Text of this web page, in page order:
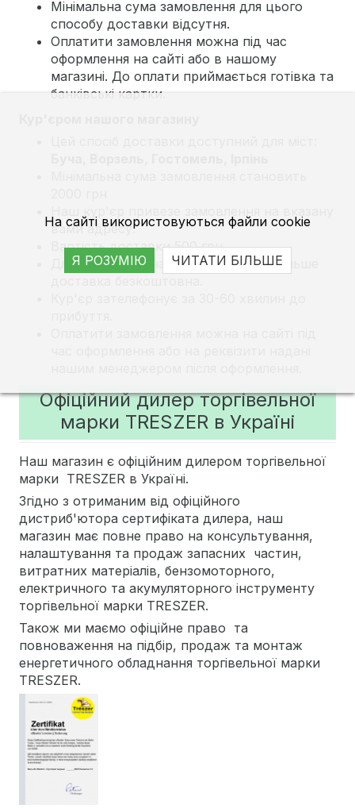
Мінімальна сума замовлення для цього
способу доставки відсутня.
Оплатити замовлення можна під час
оформлення на сайті або в нашому
магазині. До оплати приймається готівка та
банківські картки.
вами адресу.
Вартість доставки 500 грн
Для замовлень на суму 12000 грн і більше
Офіційний дилер торгівельної
марки TRESZER в Україні
Наш магазин є офіційним дилером торгівельної
марки TRESZER в Україні.
Згідно з отриманим від офіційного
дистриб'ютора сертифіката дилера, наш
магазин має повне право на консультування,
налаштування та продаж запасних частин,
витратних матеріалів, бензомоторного,
електричного та акумуляторного інструменту
торгівельної марки TRESZER.
Також ми маємо офіційне право та
повноваження на підбір, продаж та монтаж
енергетичного обладнання торгівельної марки
TRESZER.
На сайті використовуються файли cookie
Я РОЗУМІЮ ЧИТАТИ БІЛЬШЕ